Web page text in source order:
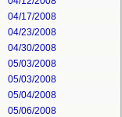
04/17/2008
04/23/2008
04/30/2008
05/03/2008
05/03/2008
05/04/2008
05/06/2008